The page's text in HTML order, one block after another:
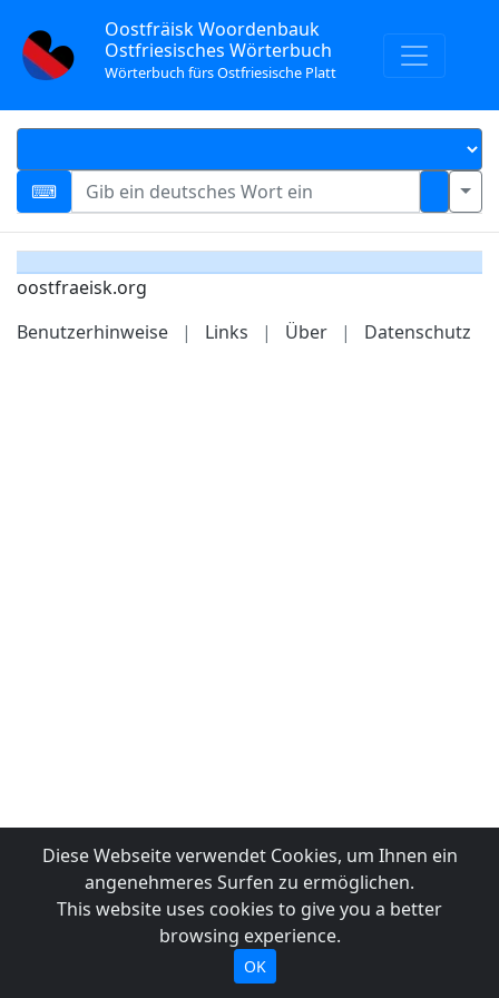
Oostfräisk Woordenbauk
Ostfriesisches Wörterbuch
Wörterbuch fürs Ostfriesische Platt
oostfraeisk.org
Benutzerhinweise
| Links | Über | Datenschutz
Diese Webseite verwendet Cookies, um Ihnen ein
angenehmeres Surfen zu ermöglichen.
This website uses cookies to give you a better
browsing experience.
OK